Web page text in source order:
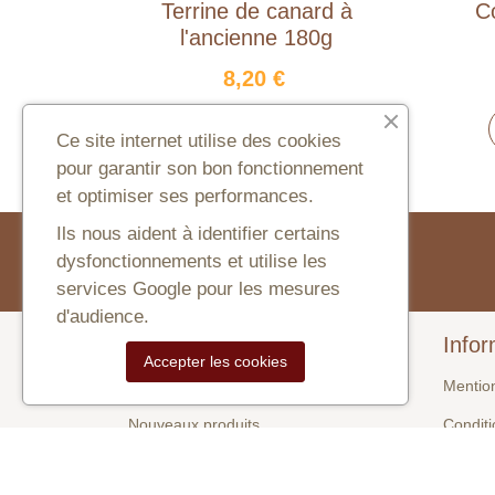
Terrine de canard à
l'ancienne 180g
8,20 €
Newsletter
Produits
Promotions
Nouveaux produits
Ce site internet utilise des cookies
pour garantir son bon fonctionnement
et optimiser ses performances.
Ils nous aident à identifier certains
dysfonctionnements et utilise les
services Google pour les mesures
d'audience.
Accepter les cookies